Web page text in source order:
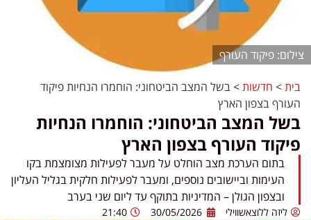
פיקוד העורף
בית> חדשות>בשל המצב הביטחוני: הוחמרו הנחיות פיקוד
העורף בצפון הארץ
בשל המצב הביטחוני: הוחמרו הנחיות
פיקוד העורף בצפון הארץ
בתום הערכת מצב הוחלט על מעבר לפעילות מצומצמת בקו
העימות וביישובים נוספים, ומעבר לפעילות חלקית בגליל העליון
ובצפון הגולן – המדיניות בתוקף עד ליום שני בערב
ליזה ללוצאשווילי 30/05/2026
21:40